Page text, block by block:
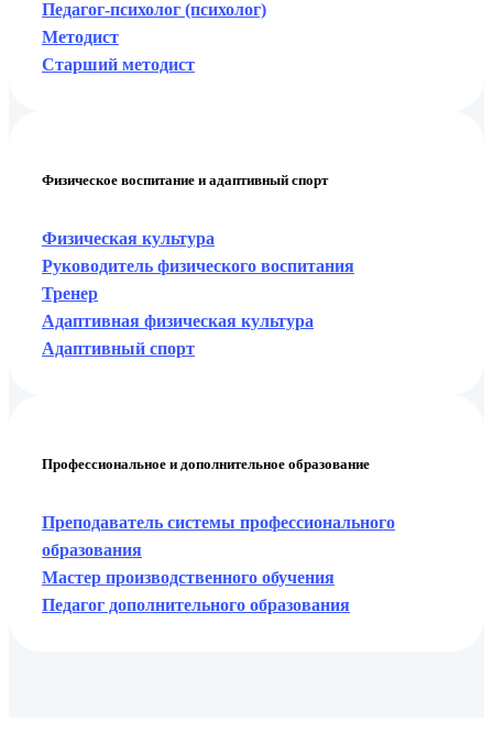
Педагог-психолог (психолог)
Методист
Старший методист
Физическое воспитание и адаптивный спорт
Физическая культура
Руководитель физического воспитания
Тренер
Адаптивная физическая культура
Адаптивный спорт
Профессиональное и дополнительное образование
Преподаватель системы профессионального
образования
Мастер производственного обучения
Педагог дополнительного образования